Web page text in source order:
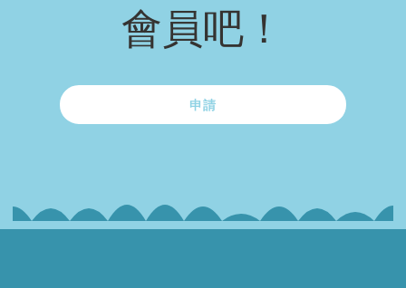
會員吧！
申請